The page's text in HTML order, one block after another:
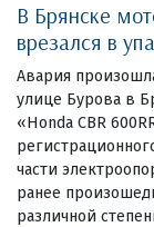
В Брянске
врезался в
Авария
улице Бурова в
«Honda CBR
части
ранее
различной